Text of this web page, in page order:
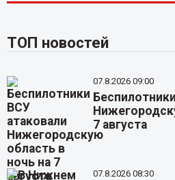
ТОП новостей
07.8.2026 09:00
7 августа
07.8.2026 08:30